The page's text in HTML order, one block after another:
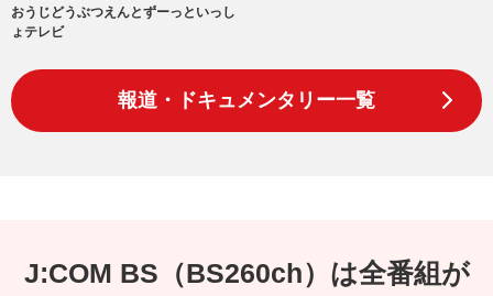
おうじどうぶつえんとずーっといっし
ょテレビ
報道・ドキュメンタリー一覧
J:COM BS（BS260ch）は全番組が